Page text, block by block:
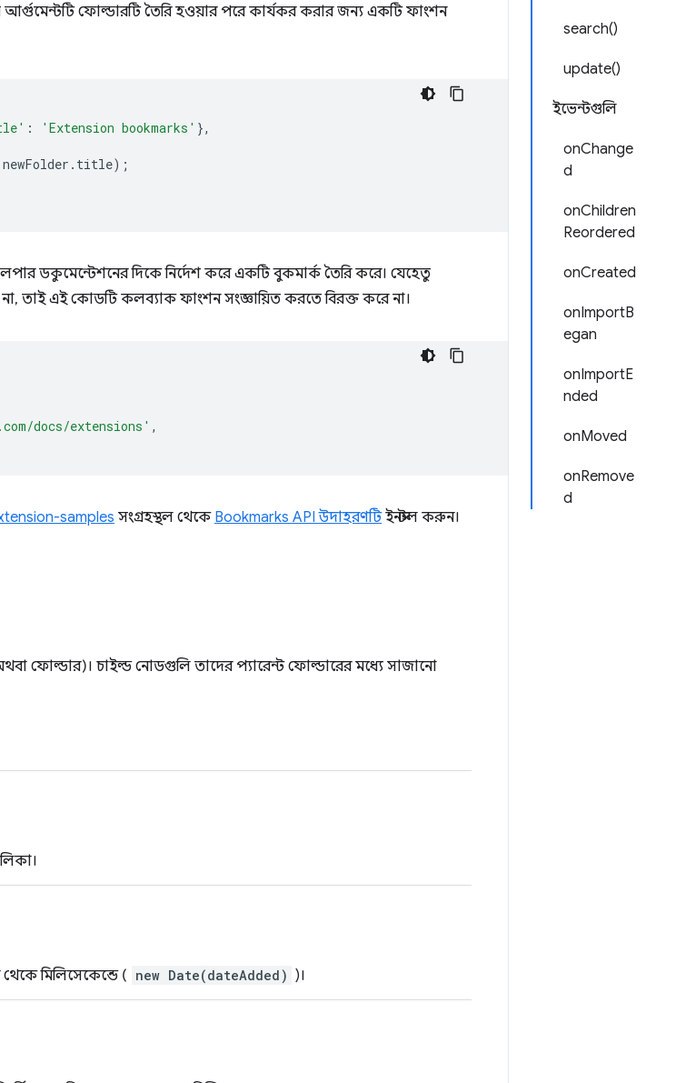
search()
update()
ইভেন্টগুলি
onChange
d
onChildren
Reordered
onCreated
onImportB
egan
onImportE
nded
onMoved
onRemove
d
আর্গুমেন্টটি ফোল্ডারটি তৈরি হওয়ার পরে কার্যকর করার জন্য একটি ফাংশন
: 'Extension bookmarks' },
newFolder . title);
ডকুমেন্টেশনের দিকে নির্দেশ করে একটি বুকমার্ক তৈরি করে। যেহেতু
না, তাই এই কোডটি কলব্যাক ফাংশন সংজ্ঞায়িত করতে বিরক্ত করে না।
docs/extensions' ,
samples সংগ্রহস্থল থেকে Bookmarks API উদাহরণটিইনস্টল করুন।
ফোল্ডার)। চাইল্ড নোডগুলি তাদের প্যারেন্ট ফোল্ডারের মধ্যে সাজানো
মিলিসেকেন্ডে ( new Date(dateAdded) )।